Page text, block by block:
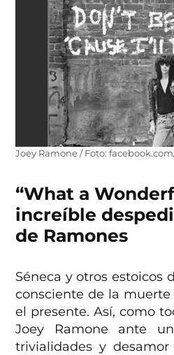
Joey Ramone / Foto:
“What a
increíble
de Ramones
Séneca y otros estoicos
consciente de la muerte
el presente. Así, como
Joey Ramone ante
trivialidades y desamor